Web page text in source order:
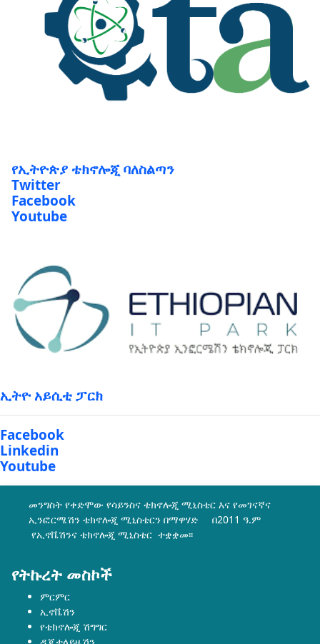
የኢትዮጵያ ቴክኖሎጂ ባለስልጣን
Twitter
Facebook
Youtube
ኢትዮ አይሲቲ ፓርክ
Facebook
Linkedin
Youtube
መንግስት የቀድሞው የሳይንስና ቴክኖሎጂ ሚኒስቴር እና የመገናኛና
ኢንፎርሜሽን ቴክኖሎጂ ሚኒስቴርን በማዋሃድ በ2011 ዓ.ም
የኢኖቬሽንና ቴክኖሎጂ ሚኒስቴር ተቋቋመ፡፡
የትኩረት መስኮች
ምርምር
ኢኖቬሽን
የቴክኖሎጂ ሽግግር